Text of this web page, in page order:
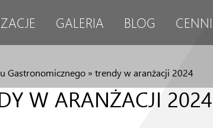
GALERIA BLOG
Gastronomicznego »trendy w aranżacji 2024
W ARANŻACJI 2024